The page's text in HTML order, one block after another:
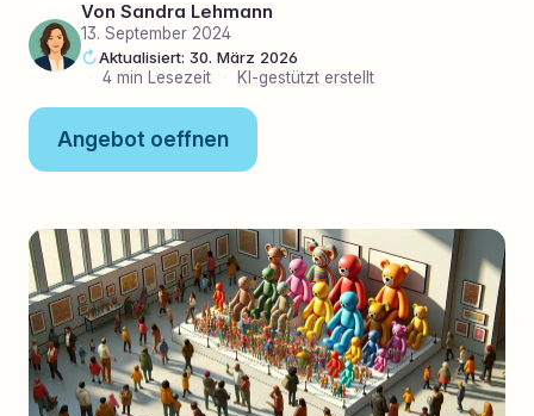
Von Sandra Lehmann
13. September 2024
Aktualisiert: 30. März 2026
·
4 min Lesezeit · KI-gestützt erstellt
Angebot oeffnen